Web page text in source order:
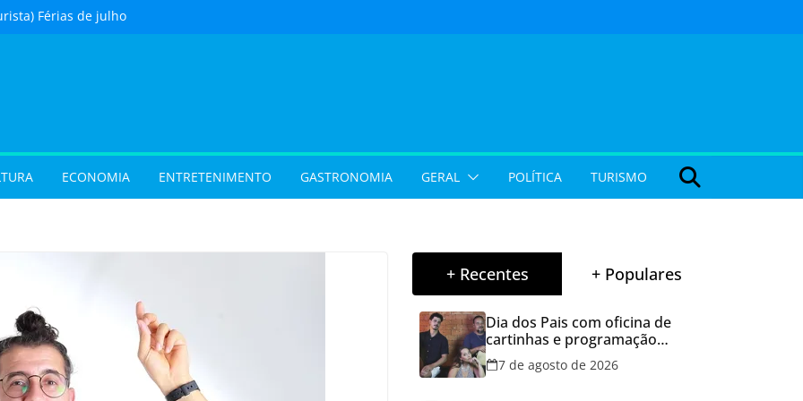
Férias de julho
e grandes
a
do Cineflix do
exigir atualização dos
de animais
sábado (8) em
Goiânia
ECONOMIA ENTRETENIMENTO GASTRONOMIA GERAL POLÍTICA TURISMO
+ Recentes + Populares
Dia dos Pais com oficina de
cartinhas e programação
musical gratuita em Aparecida
de Goiânia
7 de agosto de 2026